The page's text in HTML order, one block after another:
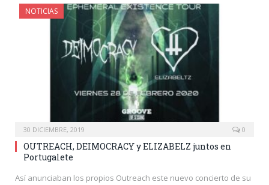
NOTICIAS
30 DICIEMBRE, 2019 0
OUTREACH, DEIMOCRACY y ELIZABELZ juntos en
Portugalete
Así anunciaban los propios Outreach este nuevo concierto de su